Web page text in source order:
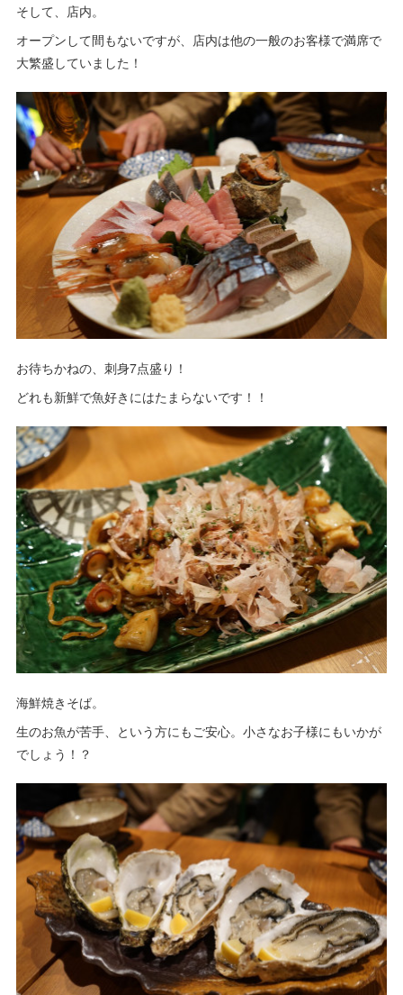
そして、店内。
オープンして間もないですが、店内は他の一般のお客様で満席で
大繁盛していました！
お待ちかねの、刺身7点盛り！
どれも新鮮で魚好きにはたまらないです！！
海鮮焼きそば。
生のお魚が苦手、という方にもご安心。小さなお子様にもいかが
でしょう！？